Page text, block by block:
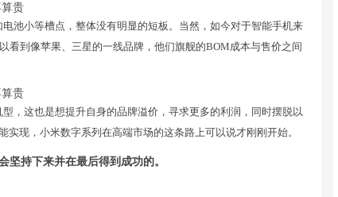
池小等槽点，整体没有明显的短板。当然，如今对于智能手机来
看到像苹果、三星的一线品牌，他们旗舰的BOM成本与售价之间
，这也是想提升自身的品牌溢价，寻求更多的利润，同时摆脱以
现，小米数字系列在高端市场的这条路上可以说才刚刚开始。
坚持下来并在最后得到成功的。